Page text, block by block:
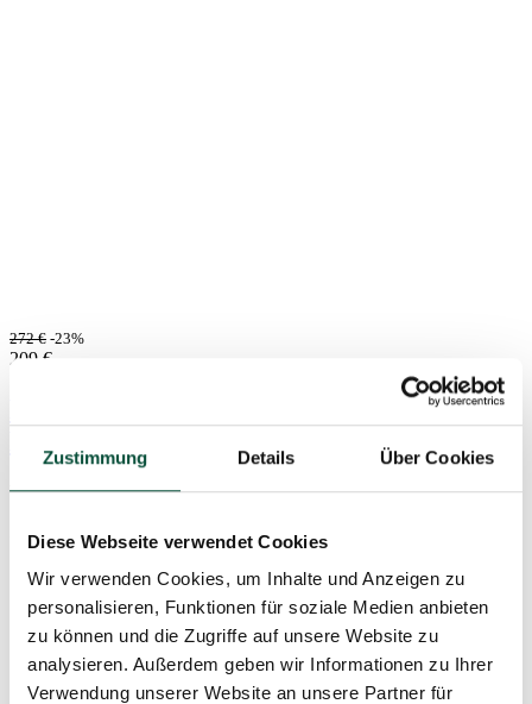
Zustimmung Details Über Cookies
Diese Webseite verwendet Cookies
Wir verwenden Cookies, um Inhalte und Anzeigen zu
personalisieren, Funktionen für soziale Medien anbieten
zu können und die Zugriffe auf unsere Website zu
analysieren. Außerdem geben wir Informationen zu Ihrer
Verwendung unserer Website an unsere Partner für
272€ -23%
209 €
Künstlicher Weihnachtsbaum 3D Tränen-
Vorrätig
3DBH180